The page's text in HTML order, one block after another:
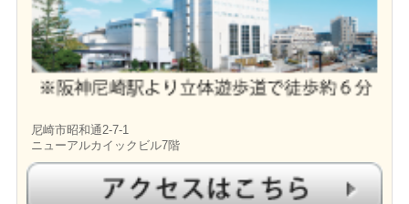
尼崎市昭和通2-7-1
ニューアルカイックビル7階